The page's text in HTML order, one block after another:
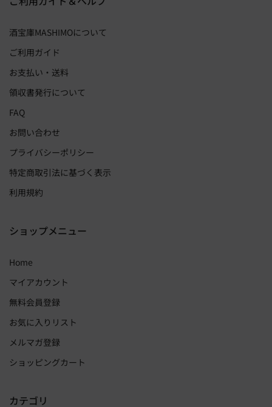
酒宝庫MASHIMOについて
ご利用ガイド
お支払い・送料
領収書発行について
FAQ
お問い合わせ
プライバシーポリシー
特定商取引法に基づく表示
利用規約
ショップメニュー
Home
マイアカウント
無料会員登録
お気に入りリスト
メルマガ登録
ショッピングカート
カテゴリ